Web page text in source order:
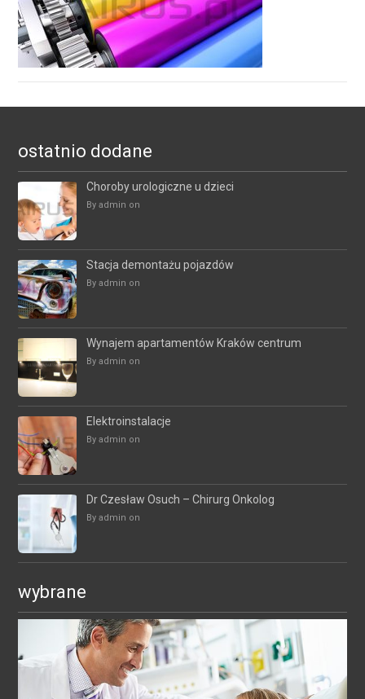
ostatnio dodane
Choroby urologiczne u dzieci
By admin on
Stacja demontażu pojazdów
By admin on
Wynajem apartamentów Kraków centrum
By admin on
Elektroinstalacje
By admin on
Dr Czesław Osuch – Chirurg Onkolog
By admin on
wybrane